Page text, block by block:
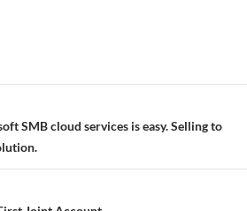
SMB cloud services is easy. Selling to